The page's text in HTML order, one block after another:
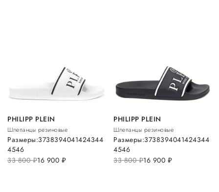
PHILIPP PLEIN
Шлепанцы резиновые
33 800руб.16 900 руб.
Размеры:3738394041424344
4546
PHILIPP PLEIN
Шлепанцы резиновые
33 800руб.16 900 руб.
Размеры:3738394041424344
4546